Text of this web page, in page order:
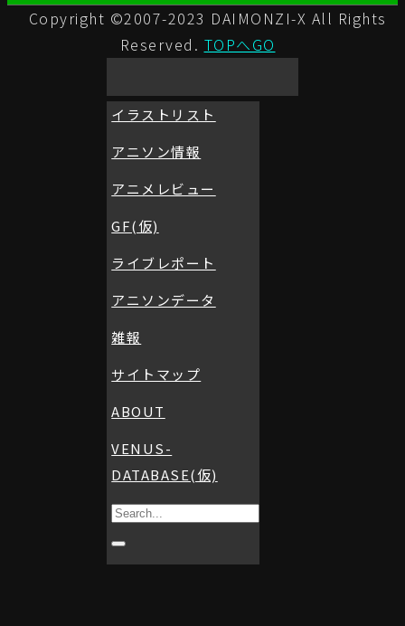
Copyright ©2007-2023 DAIMONZI-X All Rights
Reserved. TOPへGO
イラストリスト
アニソン情報
アニメレビュー
GF(仮)
ライブレポート
アニソンデータ
雑報
サイトマップ
ABOUT
VENUS-
DATABASE(仮)
Search